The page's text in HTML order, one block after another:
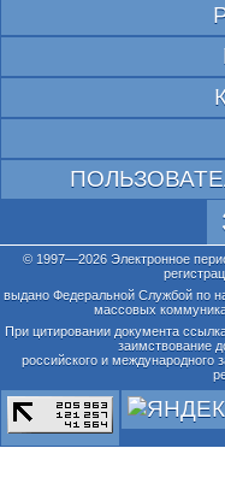
© 1997—2026 Электронное
выдано Федеральной Службой по
массовых
При цитировании документа
заимствование
российского и международного